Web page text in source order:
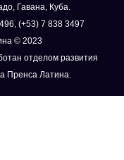
Гавана, Куба.
(+53) 7 838 3497
© 2023
отделом развития
Пренса Латина.